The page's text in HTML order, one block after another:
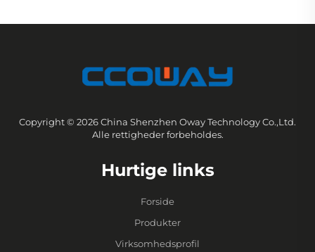
Copyright © 2026 China Shenzhen Oway Technology Co.,Ltd.
Alle rettigheder forbeholdes.
Hurtige links
Forside
Produkter
Virksomhedsprofil